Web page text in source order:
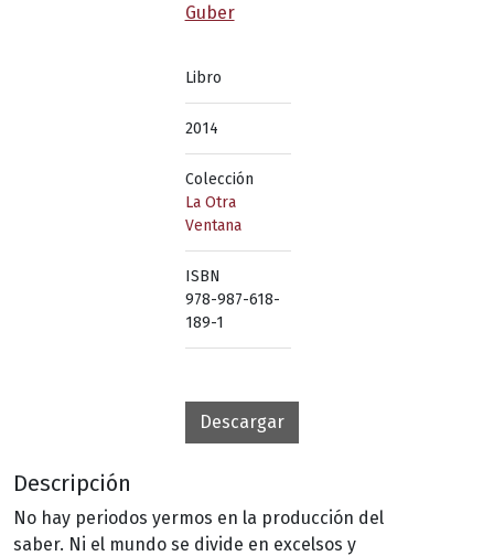
Guber
Libro
2014
Colección
La Otra
Ventana
ISBN
978-987-618-
189-1
Descargar
Descripción
No hay periodos yermos en la producción del
saber. Ni el mundo se divide en excelsos y